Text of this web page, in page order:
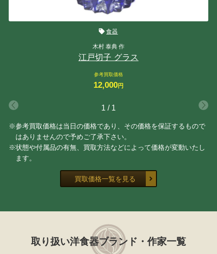
食器
木村 泰典 作
江戸切子 グラス
参考買取価格
12,000円
1 / 1
※参考買取価格は当日の価格であり、その価格を保証するもので
はありませんので予めご了承下さい。
※状態や付属品の有無、買取方法などによって価格が変動いたし
ます。
買取価格一覧を見る
取り扱い洋食器ブランド・作家一覧